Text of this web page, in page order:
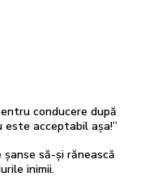
conducere după
este acceptabil așa!”
șanse să-și rănească
inimii.